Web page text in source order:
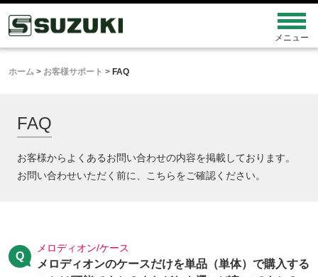
ホーム > お客様サポート > FAQ
FAQ
お客様からよくあるお問い合わせの内容を掲載しております。
お問い合わせいただく前に、こちらをご確認ください。
メロディオン/ケース
メロディオンのケースだけを単品（単体）で購入する